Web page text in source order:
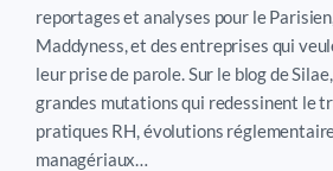
reportages et analyses pour le
Maddyness, et des entreprises qui
leur prise de parole. Sur le blog de
grandes mutations qui redessinent le
pratiques RH, évolutions
managériaux…